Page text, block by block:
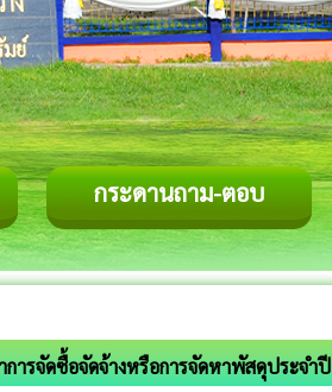
กระดานถาม-ตอบ
ารจัดซื้อจัดจ้างหรือการจัดหาพัสดุประจําปี